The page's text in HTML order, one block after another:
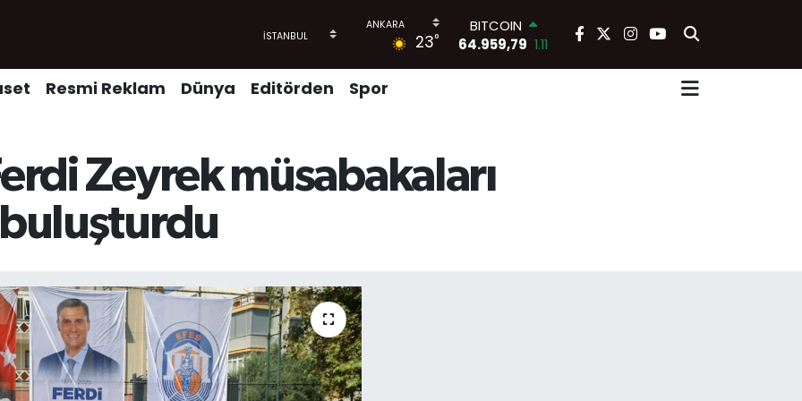
23°
BITCOIN
64.959,79 1.11
GRAM ALTIN
6660.55
Resmi Reklam Dünya Editörden Spor
Zeyrek müsabakaları